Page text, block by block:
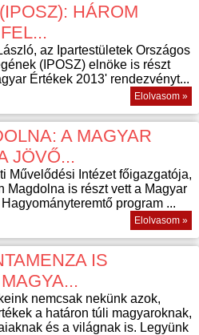
HÁROM
az Ipartestületek Országos
(IPOSZ) elnöke is részt
Értékek 2013' rendezvényt...
Elolvasom »
A MAGYAR
JÖVŐ...
Művelődési Intézet főigazgatója,
Magdolna is részt vett a Magyar
program ...
Elolvasom »
IS
nemcsak nekünk azok,
a határon túli magyaroknak,
és a világnak is. Legyünk